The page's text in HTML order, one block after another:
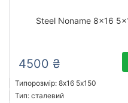
Steel Noname 8x16
4500 ₴
Типорозмір: 8x16 5х150
Тип: сталевий